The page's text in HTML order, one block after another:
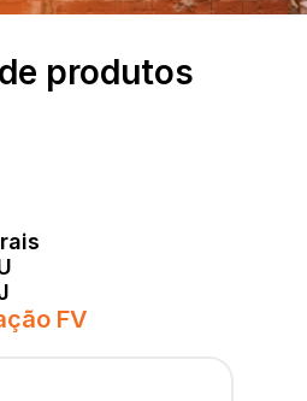
produtos
FV